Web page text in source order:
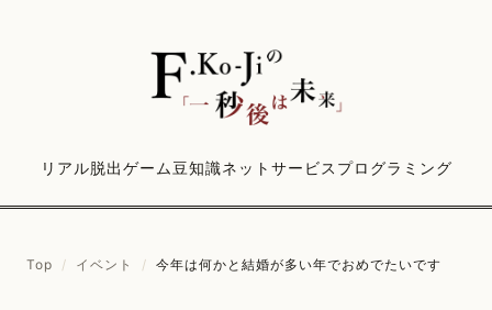
リアル脱出ゲーム豆知識ネットサービス プログラミング
Top / イベント / 今年は何かと結婚が多い年でおめでたいです